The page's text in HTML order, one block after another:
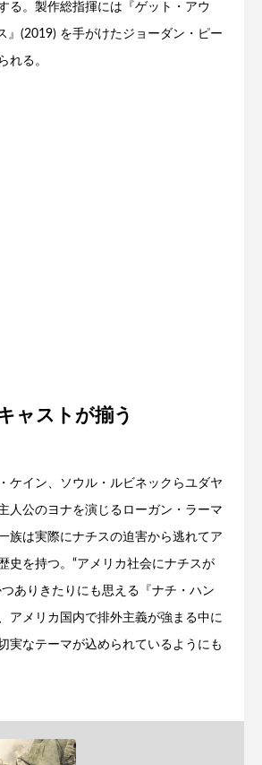
る。製作総指揮には『ゲット・アウ
』(2019) を手がけたジョーダン・ピー
れる。
ャストが揃う
ケイン、ソウル・ルビネックらユダヤ
人公のヨナを演じるローガン・ラーマ
族は実際にナチスの迫害から逃れてア
史を持つ。“アメリカ社会にナチスが
ありきたりにも思える『ナチ・ハン
アメリカ国内で排外主義が強まる中に
実なテーマが込められているようにも